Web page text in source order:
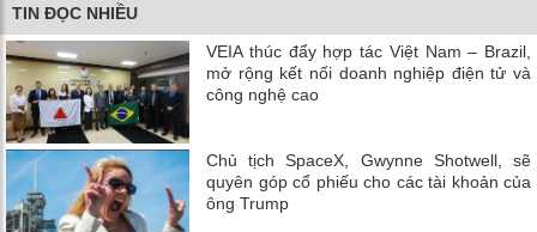
TIN ĐỌC NHIỀU
VEIA thúc đẩy hợp tác Việt Nam – Brazil,
mở rộng kết nối doanh nghiệp điện tử và
công nghệ cao
Chủ tịch SpaceX, Gwynne Shotwell, sẽ
quyên góp cổ phiếu cho các tài khoản của
ông Trump